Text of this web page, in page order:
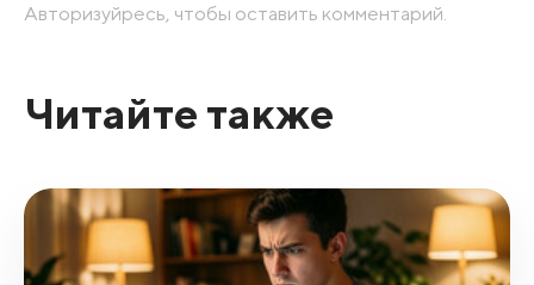
Авторизуйресь, чтобы оставить комментарий.
Читайте также